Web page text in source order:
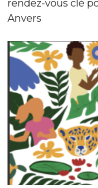
rendez-vous clé
Anvers